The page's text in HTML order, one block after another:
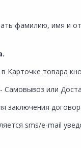
фамилию, имя и
Карточке товара
или
заключения
sms/e-mail